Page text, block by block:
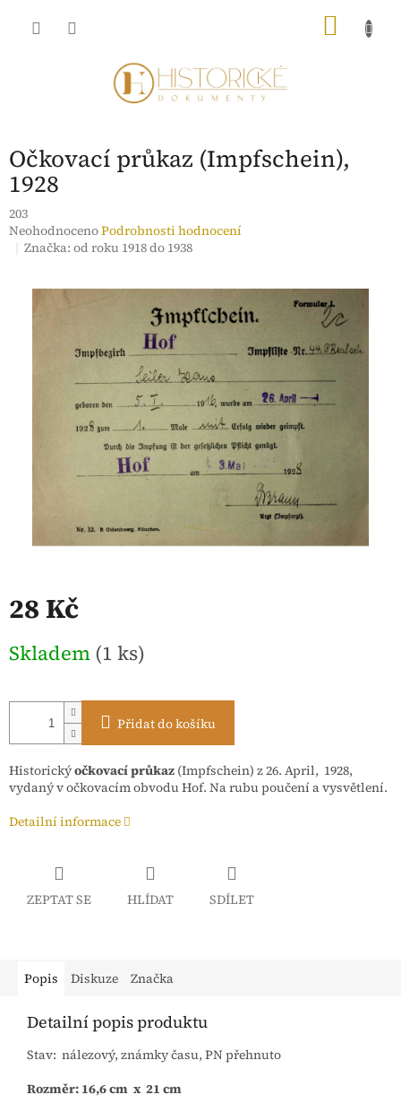
Očkovací průkaz (Impfschein),
1928
203
Průměrné
hodnocení
NeohodnocenoPodrobnosti hodnocení
Značka:od roku 1918 do 1938
28 Kč
cena:
Skladem (1 ks)
Přidat do košíku
Historickýočkovací průkaz (Impfschein) z 26. April, 1928,
vydaný v očkovacím obvodu Hof. Na rubu poučení a vysvětlení.
Detailní informace
ZEPTAT SE HLÍDAT SDÍLET
Popis Diskuze Značka
Detailní popis produktu
Stav: nálezový, známky času, PN přehnuto
Rozměr: 16,6 cm x 21 cm